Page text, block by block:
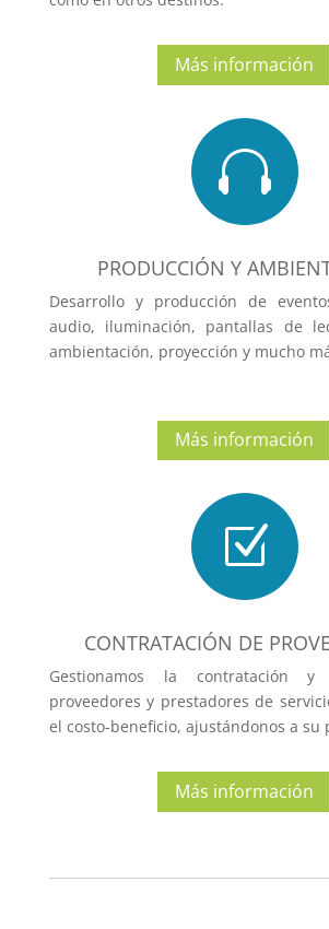
Más información

PRODUCCIÓN Y
Desarrollo y producción de
audio, iluminación, pantallas de
ambientación, proyección y mucho
Más información
Z
CONTRATACIÓN DE
Gestionamos la contratación y
proveedores y prestadores de
el costo-beneficio, ajustándonos a su
Más información